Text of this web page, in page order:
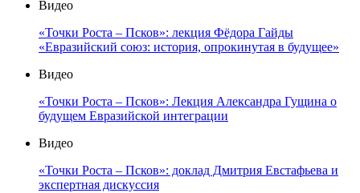
Видео
«Точки Роста – Псков»: лекция Фёдора Гайды
«Евразийский союз: история, опрокинутая в будущее»
Видео
«Точки Роста – Псков»: Лекция Александра Гущина о
будущем Евразийской интеграции
Видео
«Точки Роста – Псков»: доклад Дмитрия Евстафьева и
экспертная дискуссия